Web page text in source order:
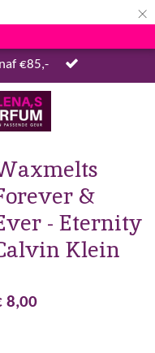
×
€85,-
&
- Eternity
Klein
8,00